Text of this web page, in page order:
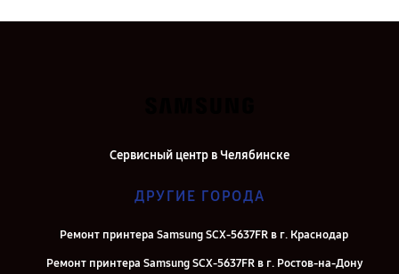
Сервисный центр в Челябинске
ДРУГИЕ ГОРОДА
Ремонт принтера Samsung SCX-5637FR в г. Краснодар
Ремонт принтера Samsung SCX-5637FR в г. Ростов-на-Дону